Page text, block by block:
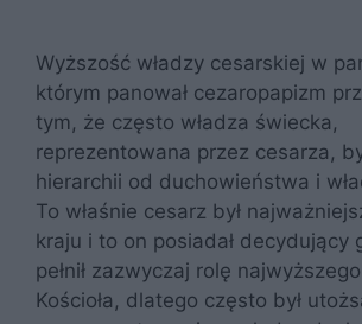
Wyższość władzy cesarskiej w
którym panował cezaropapizm
tym, że często władza świecka,
reprezentowana przez cesarza,
hierarchii od duchowieństwa i
To właśnie cesarz był
kraju i to on posiadał decydujący
pełnił zazwyczaj rolę
Kościoła, dlatego często był